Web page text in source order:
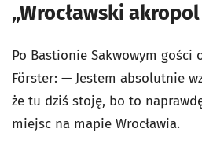
„Wrocławski
Po Bastionie Sakwowym gości
Förster: — Jestem absolutnie
że tu dziś stoję, bo to
miejsc na mapie Wrocławia.